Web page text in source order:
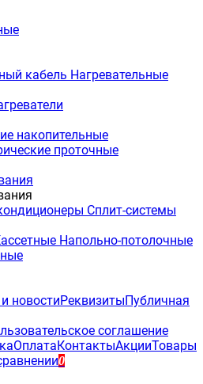
кабель Нагревательные
накопительные
проточные
Сплит-системы
Напольно-потолочные
новостиРеквизитыПубличная
соглашение
ОплатаКонтактыАкцииТовары
0